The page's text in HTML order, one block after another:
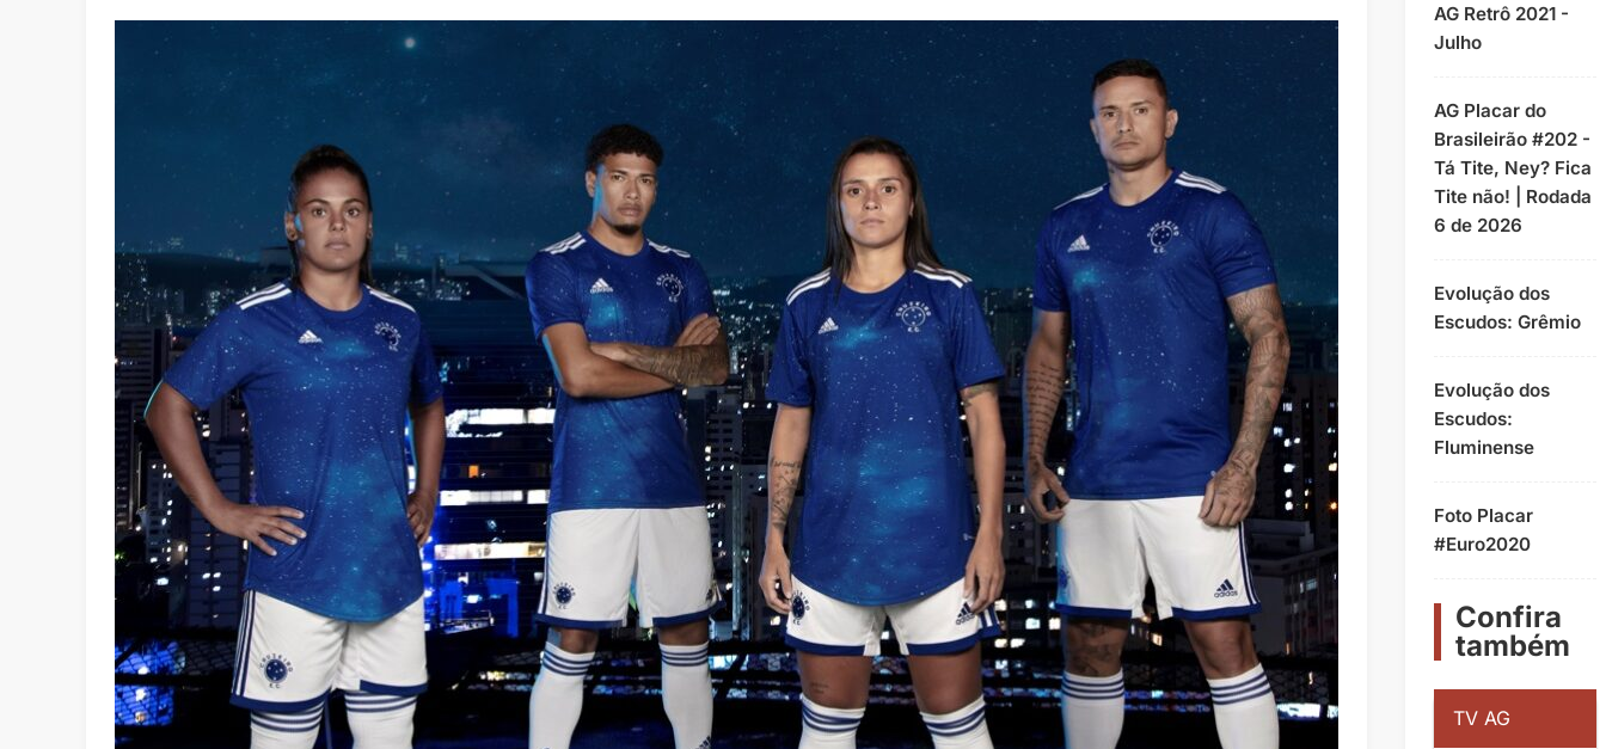
AG Retrô 2021 -
Julho
AG Placar do
Brasileirão #202 -
Tá Tite, Ney? Fica
Tite não! | Rodada
6 de 2026
Evolução dos
Escudos: Grêmio
Evolução dos
Escudos:
Fluminense
Foto Placar
#Euro2020
Confira
também
TV AG